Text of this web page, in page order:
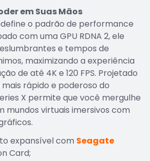
em Suas Mãos
o padrão de performance
com uma GPU RDNA 2, ele
e tempos de
maximizando a experiência
de até 4K e 120 FPS. Projetado
rápido e poderoso do
X permite que você mergulhe
mundos virtuais imersivos com
expansível com Seagate
Card;